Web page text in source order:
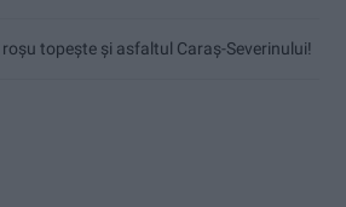
topește și asfaltul Caraș-Severinului!